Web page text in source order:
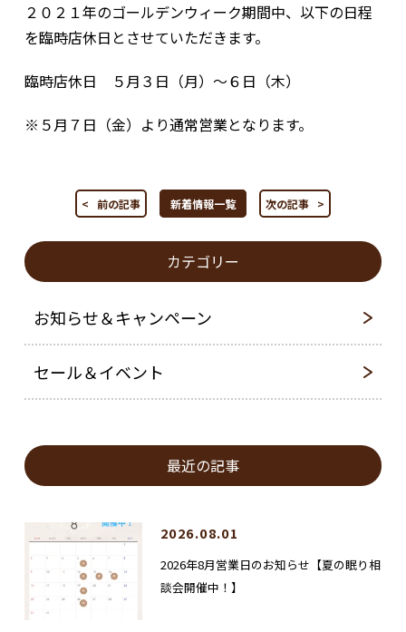
２０２１年のゴールデンウィーク期間中、以下の日程
を臨時店休日とさせていただきます。
臨時店休日 ５月３日（月）～６日（木）
※５月７日（金）より通常営業となります。
< 前の記事 新着情報一覧 次の記事 >
カテゴリー
お知らせ＆キャンペーン
セール＆イベント
最近の記事
2026.08.01
2026年8月営業日のお知らせ【夏の眠り相
談会開催中！】